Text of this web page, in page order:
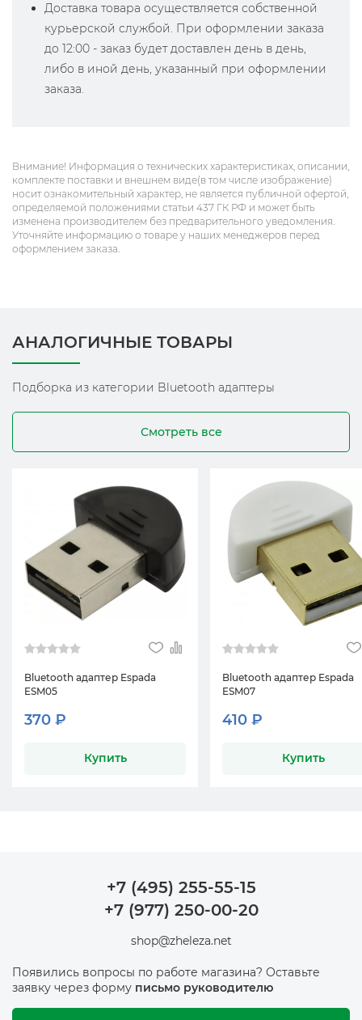
Доставка товара осуществляется собственной
курьерской службой. При оформлении заказа
до 12:00 - заказ будет доставлен день в день,
либо в иной день, указанный при оформлении
заказа.
Внимание! Информация о технических характеристиках, описании,
комплекте поставки и внешнем виде(в том числе изображение)
носит ознакомительный характер, не является публичной офертой,
определяемой положениями статьи 437 ГК РФ и может быть
изменена производителем без предварительного уведомления.
Уточняйте информацию о товаре у наших менеджеров перед
оформлением заказа.
АНАЛОГИЧНЫЕ ТОВАРЫ
Подборка из категории Bluetooth адаптеры
Смотреть все
Bluetooth адаптер Espada
ESM05
370 ₽
Купить
Bluetooth адаптер Espada
ESM07
410 ₽
Купить
+7 (495) 255-55-15
+7 (977) 250-00-20
shop@zheleza.net
Появились вопросы по работе магазина? Оставьте
заявку через форму письмо руководителю